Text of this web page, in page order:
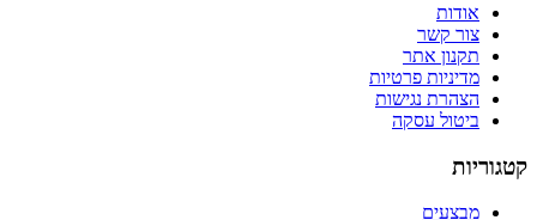
אודות
צור קשר
תקנון אתר
מדיניות פרטיות
הצהרת נגישות
ביטול עסקה
קטגוריות
מבצעים